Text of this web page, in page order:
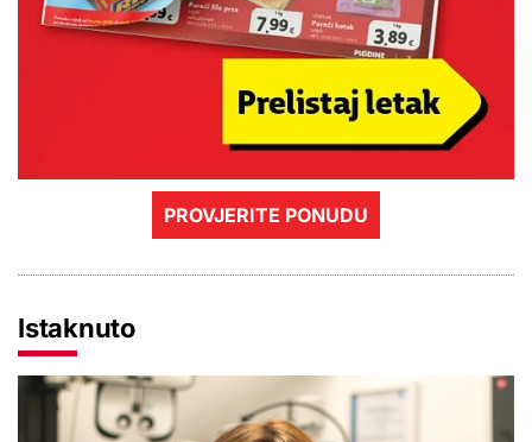
PROVJERITE PONUDU
Istaknuto